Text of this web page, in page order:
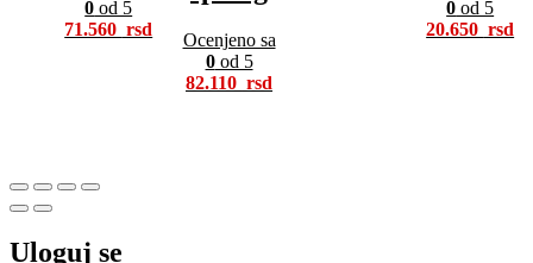
0 od 5
71.560
Ocenjeno sa
0od 5
82.110
0 od 5
20.650
Uloguj se